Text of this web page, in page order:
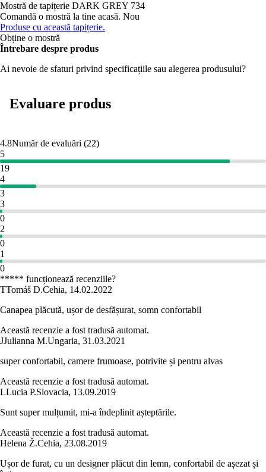
Mostră de tapițerie DARK GREY 734
Comandă o mostră la tine acasă. Nou
Produse cu această tapițerie.
Obține o mostră
Întrebare despre produs
Ai nevoie de sfaturi privind specificațiile sau alegerea produsului?
Evaluare produs
4.8Număr de evaluări (22)
5
19
4
3
3
0
2
0
1
0
***** funcționează recenziile?
TTomáš D.Cehia, 14.02.2022
Canapea plăcută, ușor de desfășurat, somn confortabil
Această recenzie a fost tradusă automat.
JJulianna M.Ungaria, 31.03.2021
super confortabil, camere frumoase, potrivite și pentru alvas
Această recenzie a fost tradusă automat.
LLucia P.Slovacia, 13.09.2019
Sunt super mulțumit, mi-a îndeplinit așteptările.
Această recenzie a fost tradusă automat.
Helena Ž.Cehia, 23.08.2019
Ușor de furat, cu un designer plăcut din lemn, confortabil de așezat și